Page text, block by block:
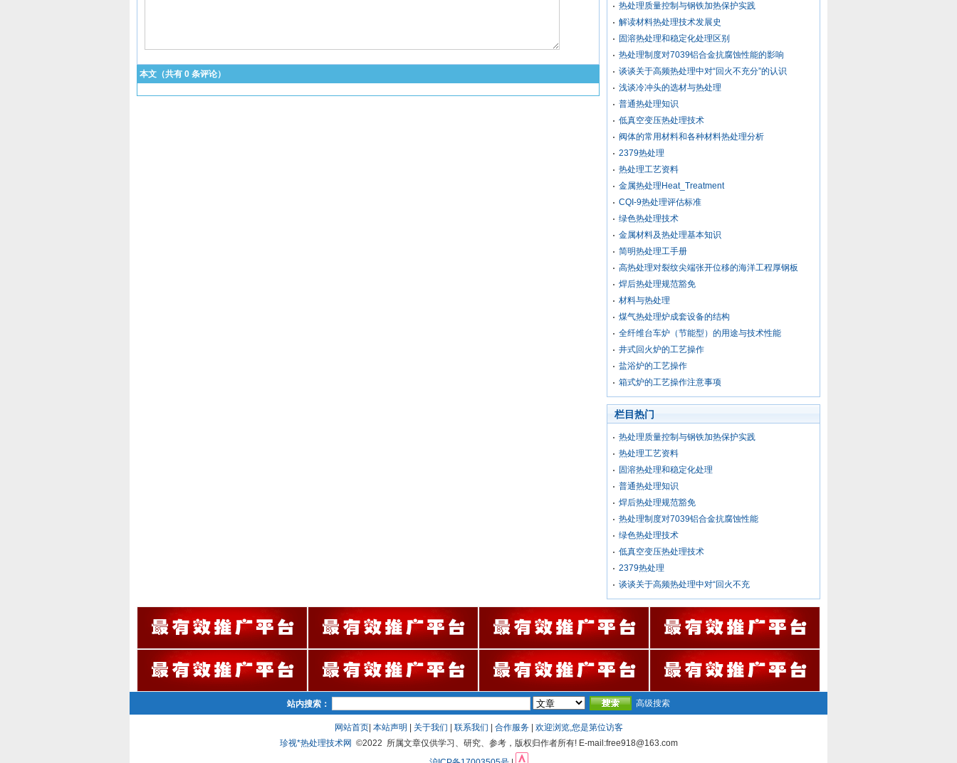
本文（共有 0 条评论）
热处理质量控制与钢铁加热保护实践
解读材料热处理技术发展史
固溶热处理和稳定化处理区别
热处理制度对7039铝合金抗腐蚀性能的影响
谈谈关于高频热处理中对“回火不充分”的认识
浅谈冷冲头的选材与热处理
普通热处理知识
低真空变压热处理技术
阀体的常用材料和各种材料热处理分析
2379热处理
热处理工艺资料
金属热处理Heat_Treatment
CQI-9热处理评估标准
绿色热处理技术
金属材料及热处理基本知识
简明热处理工手册
高热处理对裂纹尖端张开位移的海洋工程厚钢板
焊后热处理规范豁免
材料与热处理
煤气热处理炉成套设备的结构
全纤维台车炉（节能型）的用途与技术性能
井式回火炉的工艺操作
盐浴炉的工艺操作
箱式炉的工艺操作注意事项
栏目热门
热处理质量控制与钢铁加热保护实践
热处理工艺资料
固溶热处理和稳定化处理
普通热处理知识
焊后热处理规范豁免
热处理制度对7039铝合金抗腐蚀性能
绿色热处理技术
低真空变压热处理技术
2379热处理
谈谈关于高频热处理中对“回火不充
站内搜索： 高级搜索
网站首页| 本站声明 关于我们 联系我们 合作服务| 欢迎浏览,您是第位访客
珍视*热处理技术网 ©2022 所属文章仅供学习、研究、参考，版权归作者所有! E-mail:free918@163.com